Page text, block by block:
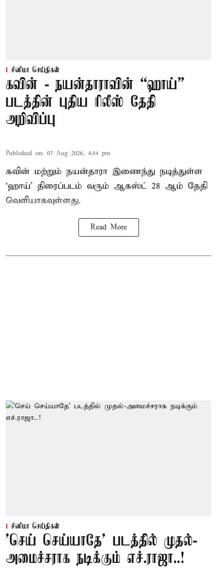
சினிமா செய்திகள்
கவின் - நயன்தாராவின் “ஹாய்”
படத்தின் புதிய ரிலீஸ் தேதி
அறிவிப்பு
Published on: 07 Aug 2026, 4:54 pm
கவின் மற்றும் நயன்தாரா இணைந்து நடித்துள்ள
‘ஹாய்’ திரைப்படம் வரும் ஆகஸ்ட் 28 ஆம் தேதி
வெளியாகவுள்ளது.
Read More
சினிமா செய்திகள்
'செய் செய்யாதே' படத்தில் முதல்-
அமைச்சராக நடிக்கும் எச்.ராஜா..!